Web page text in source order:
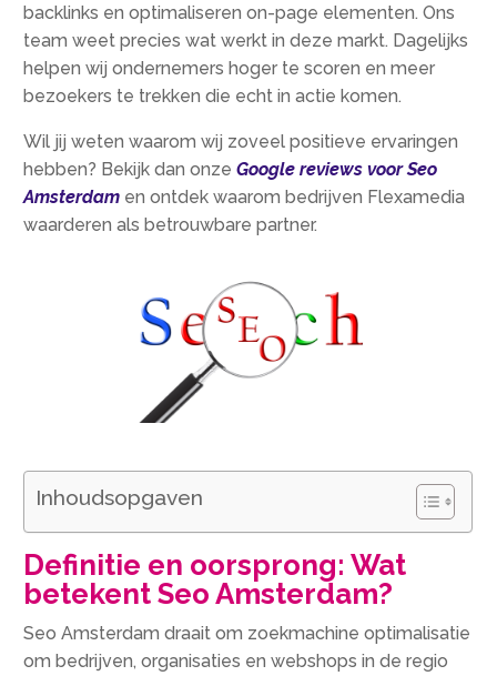
backlinks en optimaliseren on-page elementen. Ons
team weet precies wat werkt in deze markt. Dagelijks
helpen wij ondernemers hoger te scoren en meer
bezoekers te trekken die echt in actie komen.
Wil jij weten waarom wij zoveel positieve ervaringen
hebben? Bekijk dan onzeGoogle reviews voor Seo
Amsterdam en ontdek waarom bedrijven Flexamedia
waarderen als betrouwbare partner.
Inhoudsopgaven
Definitie en oorsprong: Wat
betekent Seo Amsterdam?
Seo Amsterdam draait om zoekmachine optimalisatie
om bedrijven, organisaties en webshops in de regio